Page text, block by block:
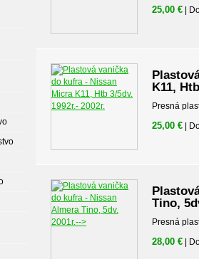
25,00 € |
K11,
Presná
25,00 € |
Tino,
Presná
28,00 € |